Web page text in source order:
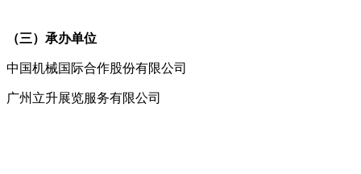
（三）承办单位
中国机械国际合作股份有限公司
广州立升展览服务有限公司